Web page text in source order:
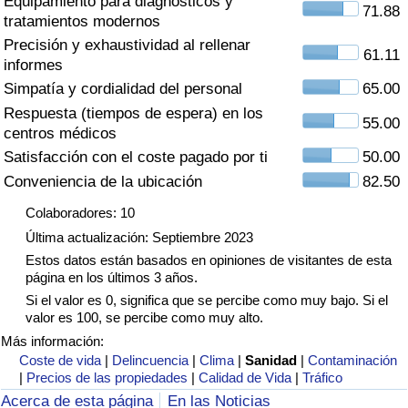
tratamientos modernos
71.88
Precisión y exhaustividad al rellenar
informes
61.11
Simpatía y cordialidad del personal
65.00
Respuesta (tiempos de espera) en los
centros médicos
55.00
Satisfacción con el coste pagado por ti
50.00
Conveniencia de la ubicación
82.50
Colaboradores: 10
Última actualización: Septiembre 2023
Estos datos están basados en opiniones de visitantes de esta
página en los últimos 3 años.
Si el valor es 0, significa que se percibe como muy bajo. Si el
valor es 100, se percibe como muy alto.
Más información:
Coste de vida | Delincuencia |Clima |Sanidad |Contaminación
| Precios de las propiedades |Calidad de Vida |Tráfico
Acerca de esta página En las Noticias
Índice de criminalidad por país
Sanidad
Índice de Sanidad (Actual)
Índice de Sanidad
Contaminación
Índice de Contaminación (Actual)
Índice de contaminación
Índice de Contaminación por País